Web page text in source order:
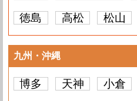
徳島
高松 松山
九州・沖縄
博多 天神
小倉